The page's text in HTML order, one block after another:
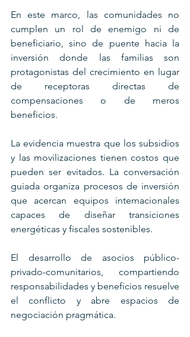
En este marco, las comunidades no
cumplen un rol de enemigo ni de
beneficiario, sino de puente hacia la
inversión donde las familias son
protagonistas del crecimiento en lugar
de receptoras directas de
compensaciones o de meros
beneficios.
La evidencia muestra que los subsidios
y las movilizaciones tienen costos que
pueden ser evitados. La conversación
guiada organiza procesos de inversión
que acercan equipos internacionales
capaces de diseñar transiciones
energéticas y fiscales sostenibles.
El desarrollo de asocios público-
privado-comunitarios, compartiendo
responsabilidades y beneficios resuelve
el conflicto y abre espacios de
negociación pragmática.